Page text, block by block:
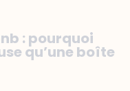
: pourquoi
qu’une boîte